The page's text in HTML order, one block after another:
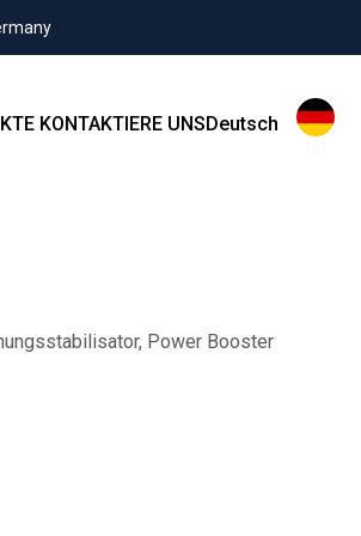
KONTAKTIERE UNSDeutsch
Power Booster